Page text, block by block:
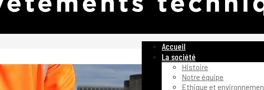
Accueil
La société
Histoire
Notre équipe
Ethique et